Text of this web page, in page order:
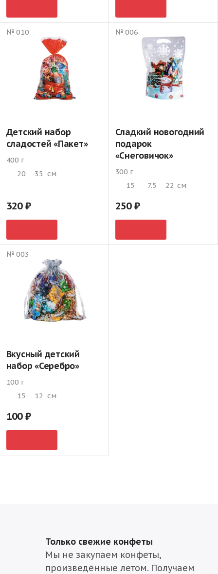
№ 010
Детский набор
сладостей «Пакет»
400 г
20
35 см
320
№ 006
Сладкий новогодний
подарок
«Снеговичок»
300 г
15
7.5 22 см
250
№ 003
Вкусный детский
набор «Серебро»
100 г
15
12 см
100
Только свежие конфеты
Мы не закупаем конфеты,
произведённые летом. Получаем